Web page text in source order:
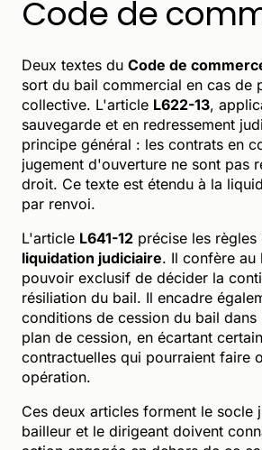
Code de
Deux textes du Code de
sort du bail commercial en cas de
collective. L'article L622-13,
sauvegarde et en redressement
principe général : les contrats en
jugement d'ouverture ne sont pas
droit. Ce texte est étendu à la
par renvoi.
L'article L641-12 précise les
liquidation judiciaire. Il confère au
pouvoir exclusif de décider la
résiliation du bail. Il encadre
conditions de cession du bail
plan de cession, en écartant
contractuelles qui pourraient faire
opération.
Ces deux articles forment le socle
bailleur et le dirigeant doivent